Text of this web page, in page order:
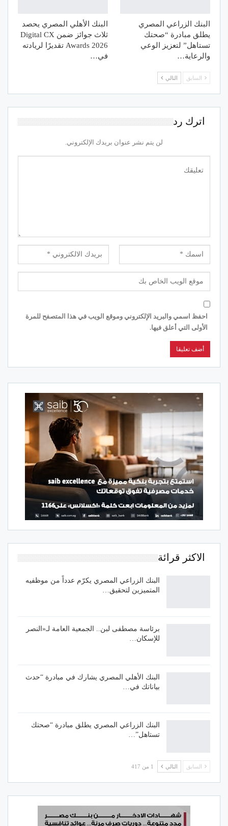
البنك الزراعي المصري
يطلق مبادرة “صحتك
تستاهل” لتعزيز الوعي
والرعاية…
البنك الأهلي المصري يحصد
ثلاث جوائز ضمن Digital CX
Awards 2026 تقديرًا لريادته
في…
السابق التالي
اترك رد
لن يتم نشر عنوان بريدك الإلكتروني.
احفظ اسمي والبريد الإلكتروني وموقع الويب في هذا المتصفح للمرة
الأولى التي أعلق فيها.
الاكثر قرائة
البنك الزراعي المصري يكرّم عدداً من موظفيه
المتميزين لتحقيق…
برئاسة مصطفى لبن.. الجمعية العامة لـ«النصر
للإسكان…
البنك الأهلي المصري يشارك في مبادرة “حدث
بياناتك في…
البنك الزراعي المصري يطلق مبادرة “صحتك
تستاهل”…
السابق التالي 1 من 417